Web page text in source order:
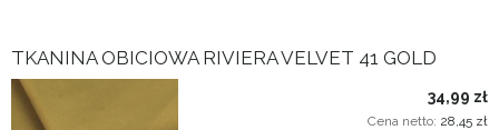
TKANINA OBICIOWA RIVIERA VELVET 41 GOLD
34,99 zł
Cena netto: 28,45 zł